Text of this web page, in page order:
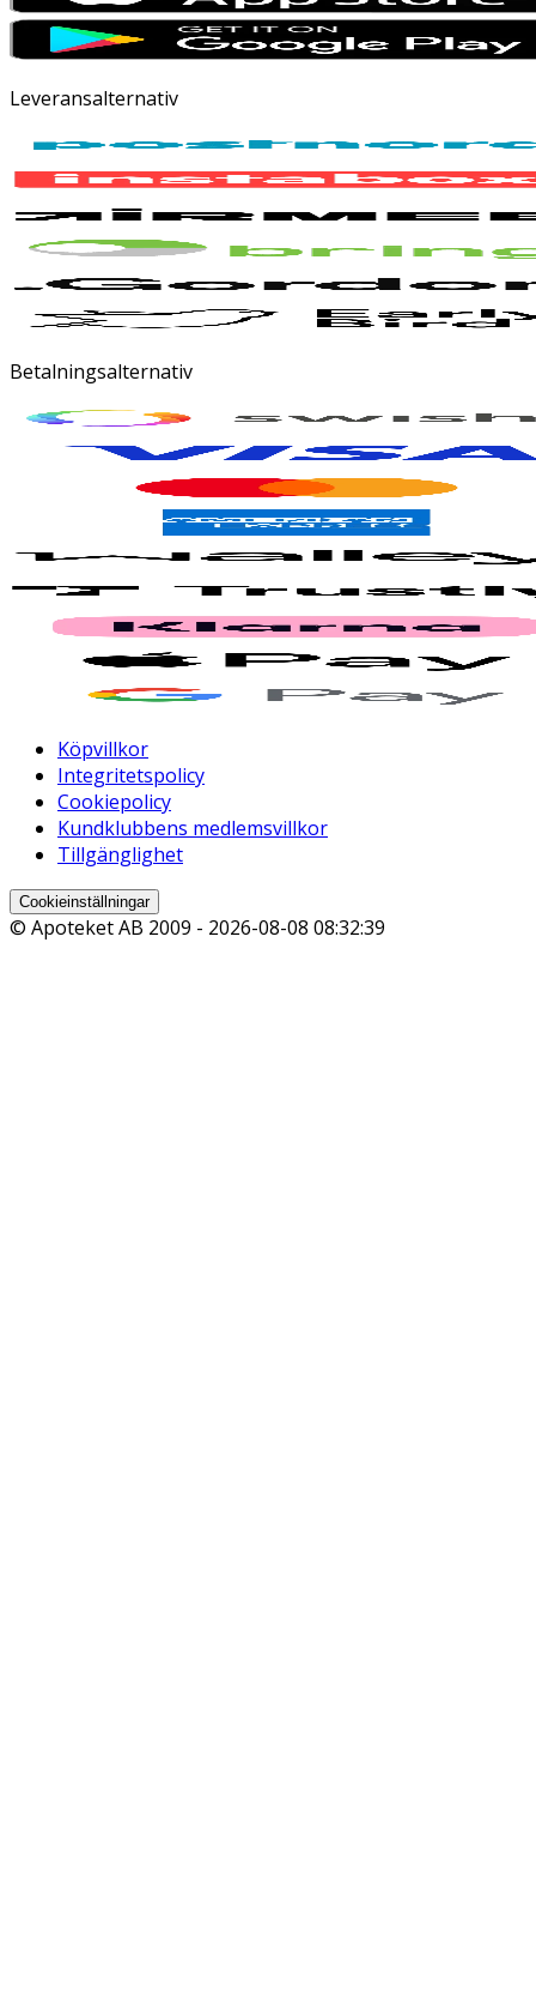
Leveransalternativ
Betalningsalternativ
Köpvillkor
Integritetspolicy
Cookiepolicy
Kundklubbens medlemsvillkor
Tillgänglighet
Cookieinställningar
© Apoteket AB 2009 - 2026-08-08 08:32:39